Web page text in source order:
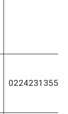
0224231355